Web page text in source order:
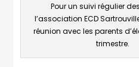
Pour un suivi régulier
l’association ECD
réunion avec les parents
trimestre.